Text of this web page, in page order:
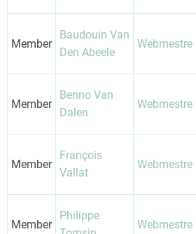
Member
Baudouin Van
Den Abeele
Webmestre
Member
Benno Van
Dalen
Webmestre
Member
François
Vallat
Webmestre
Member
Philippe
Webmestre